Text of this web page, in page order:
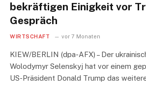
bekräftigen Einigkeit vor
Gespräch
WIRTSCHAFT vor 7 Monaten
KIEW/BERLIN (dpa-AFX) – Der
Wolodymyr Selenskyj hat vor einem
US-Präsident Donald Trump das